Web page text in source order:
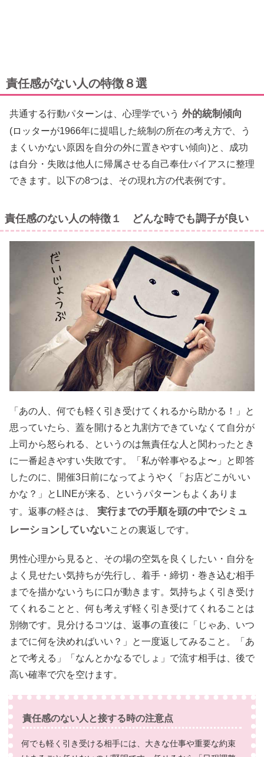
責任感がない人の特徴８選
共通する行動パターンは、心理学でいう 外的統制傾向
(ロッターが1966年に提唱した統制の所在の考え方で、う
まくいかない原因を自分の外に置きやすい傾向)と、成功
は自分・失敗は他人に帰属させる自己奉仕バイアスに整理
できます。以下の8つは、その現れ方の代表例です。
責任感のない人の特徴１ どんな時でも調子が良い
「あの人、何でも軽く引き受けてくれるから助かる！」と
思っていたら、蓋を開けると九割方できていなくて自分が
上司から怒られる、というのは無責任な人と関わったとき
に一番起きやすい失敗です。「私が幹事やるよ〜」と即答
したのに、開催3日前になってようやく「お店どこがいい
かな？」とLINEが来る、というパターンもよくありま
す。返事の軽さは、
実行までの手順を頭の中でシミュ
レーションしていないことの裏返しです。
男性心理から見ると、その場の空気を良くしたい・自分を
よく見せたい気持ちが先行し、着手・締切・巻き込む相手
までを描かないうちに口が動きます。気持ちよく引き受け
てくれることと、何も考えず軽く引き受けてくれることは
別物です。見分けるコツは、返事の直後に「じゃあ、いつ
までに何を決めればいい？」と一度返してみること。「あ
とで考える」「なんとかなるでしょ」で流す相手は、後で
高い確率で穴を空けます。
責任感のない人と接する時の注意点
何でも軽く引き受ける相手には、大きな仕事や重要な約束